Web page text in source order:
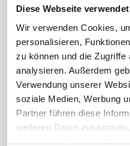
Diese Webseite
Wir verwenden Cookies,
personalisieren,
zu können und die
analysieren. Außerdem
Verwendung unserer
soziale Medien, Werbung
Partner führen diese
weiteren Daten
haben oder die sie im
FAQ
ifb-App Betriebsrat360
News. Wissen. Themen.
Lexikon
Rechtsprechung
Gesetze